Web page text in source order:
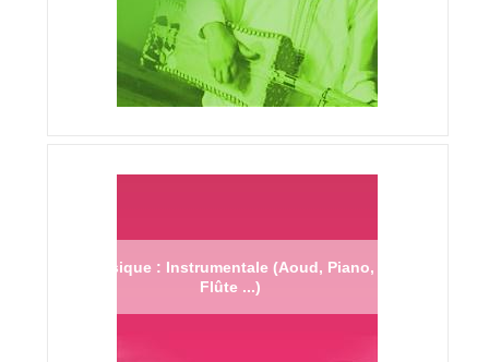
Musique : Instrumentale (Aoud, Piano,
Flûte ...)